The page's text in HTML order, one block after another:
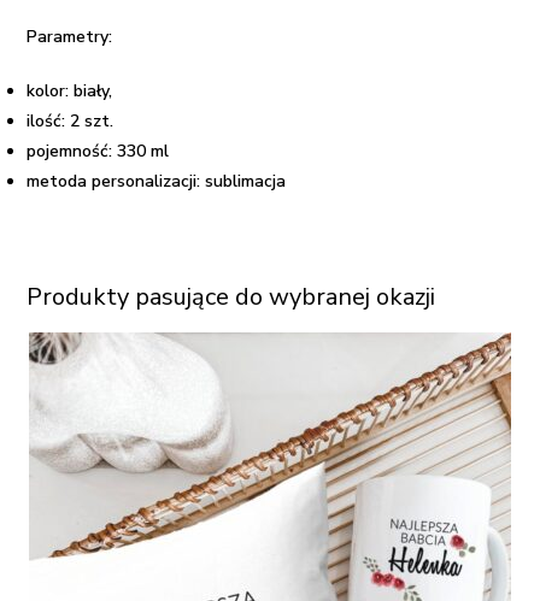
Parametry:
kolor: biały,
ilość: 2 szt.
pojemność: 330 ml
metoda personalizacji: sublimacja
Produkty pasujące do wybranej okazji